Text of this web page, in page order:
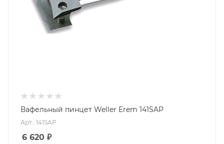
Вафельный пинцет Weller Erem 141SAP
Арт.: 141SAP
6 620 ₽